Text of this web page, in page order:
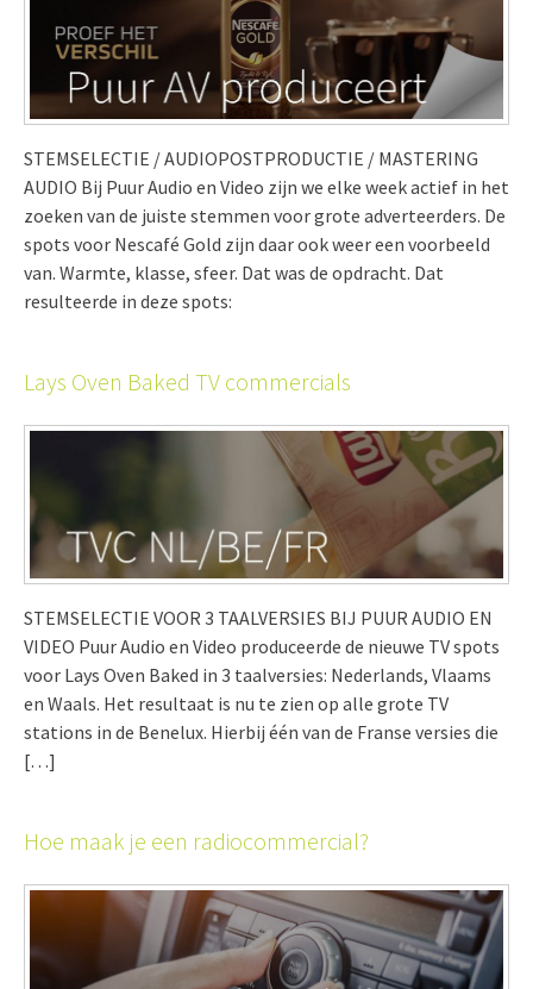
STEMSELECTIE / AUDIOPOSTPRODUCTIE / MASTERING
AUDIO Bij Puur Audio en Video zijn we elke week actief in het
zoeken van de juiste stemmen voor grote adverteerders. De
spots voor Nescafé Gold zijn daar ook weer een voorbeeld
van. Warmte, klasse, sfeer. Dat was de opdracht. Dat
resulteerde in deze spots:
Lays Oven Baked TV commercials
STEMSELECTIE VOOR 3 TAALVERSIES BIJ PUUR AUDIO EN
VIDEO Puur Audio en Video produceerde de nieuwe TV spots
voor Lays Oven Baked in 3 taalversies: Nederlands, Vlaams
en Waals. Het resultaat is nu te zien op alle grote TV
stations in de Benelux. Hierbij één van de Franse versies die
[…]
Hoe maak je een radiocommercial?